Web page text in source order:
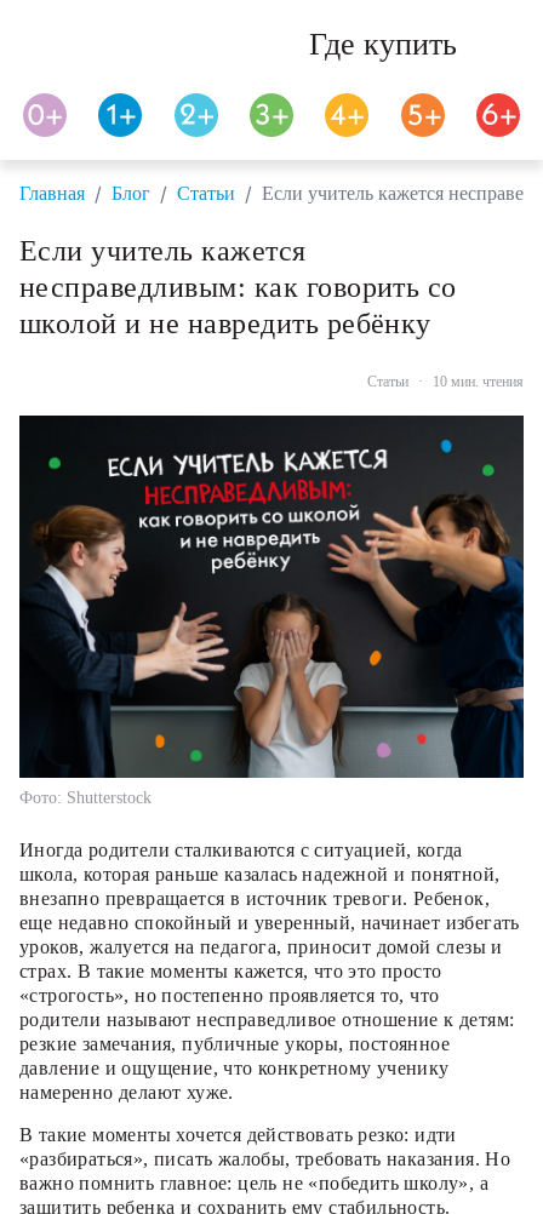
Где купить
Главная / Блог / Статьи / Если учитель кажется
Если учитель кажется
несправедливым: как говорить со
школой и не навредить ребёнку
Статьи · 10 мин. чтения
Фото: Shutterstock
Иногда родители сталкиваются с ситуацией, когда
школа, которая раньше казалась надежной и понятной,
внезапно превращается в источник тревоги. Ребенок,
еще недавно спокойный и уверенный, начинает избегать
уроков, жалуется на педагога, приносит домой слезы и
страх. В такие моменты кажется, что это просто
«строгость», но постепенно проявляется то, что
родители называют несправедливое отношение к детям:
резкие замечания, публичные укоры, постоянное
давление и ощущение, что конкретному ученику
намеренно делают хуже.
В такие моменты хочется действовать резко: идти
«разбираться», писать жалобы, требовать наказания. Но
важно помнить главное: цель не «победить школу», а
защитить ребенка и сохранить ему стабильность.